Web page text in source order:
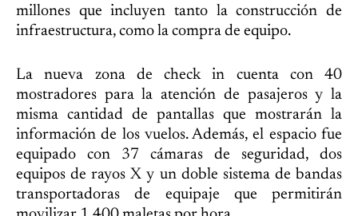
millones que incluyen tanto la construcción de
infraestructura, como la compra de equipo.
La nueva zona de check in cuenta con 40
mostradores para la atención de pasajeros y la
misma cantidad de pantallas que mostrarán la
información de los vuelos. Además, el espacio fue
equipado con 37 cámaras de seguridad, dos
equipos de rayos X y un doble sistema de bandas
transportadoras de equipaje que permitirán